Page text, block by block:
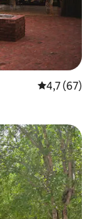
4,7 (67)